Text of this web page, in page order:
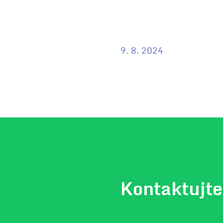
9. 8. 2024